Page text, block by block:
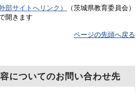
部サイトへリンク）
（茨城県教育委員会）
開きます
ページの先頭へ戻る
についてのお問い合わせ先